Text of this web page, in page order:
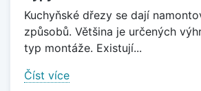
Kuchyňské dřezy se dají
způsobů. Většina je určených
typ montáže. Existují...
Číst více